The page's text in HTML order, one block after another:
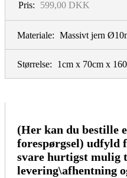
Pris: 599,00 DKK
Materiale: Massivt jern
Størrelse: 1cm x 70cm x
(Her kan du bestille
forespørgsel) udfyld
svare hurtigst mulig
levering\afhentning